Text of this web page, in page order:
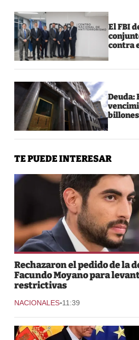
El FBI
contra
Deuda:
TE PUEDE INTERESAR
Rechazaron el pedido de la
Facundo Moyano para
restrictivas
NACIONALES-11:39